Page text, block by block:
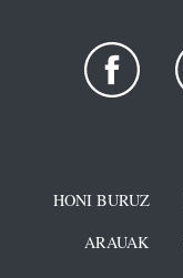
HONI BURUZ
ARAUAK